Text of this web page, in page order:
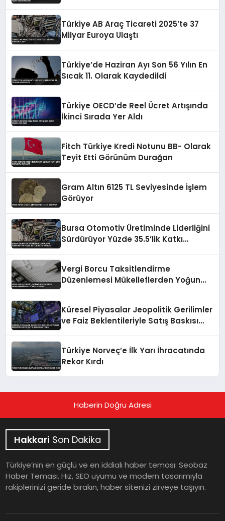
Türkiye AB Araç Ticareti 2025’te 37
Milyar Euroya Ulaştı
Türkiye’de Haziran Ayı Son 56 Yılın En
Sıcak 11. Olarak Kaydedildi
Türkiye OECD’de Reel Ücret Artışında
İkinci Sırada Yer Aldı
Fitch Türkiye Kredi Notunu BB- Olarak
Teyit Etti Görünüm Durağan
Gram Altın 6125 TL Seviyesinde İşlem
Görüyor
Bursa Otomotiv Üretiminde Liderliğini
Sürdürüyor Yüzde 35.5’lik Katkı
Vergi Borcu Taksitlendirme
Düzenlemesi Mükelleflerden Yoğun
Küresel Piyasalar Jeopolitik Gerilimler
ve Faiz Beklentileriyle Satış Baskısı
Türkiye Norveç’e İlk Yarı İhracatında
Rekor Kırdı
Haberin Doğru Adresi
Hakkari Son Dakika
Türkiye’nin en güçlü ve en iddialı haber teması: Seobaz
Haber Teması. Hız, SEO uyumu ve modern tasarımıyla
rakiplerinizi geride bırakın, haber sitenizi zirveye taşıyın.